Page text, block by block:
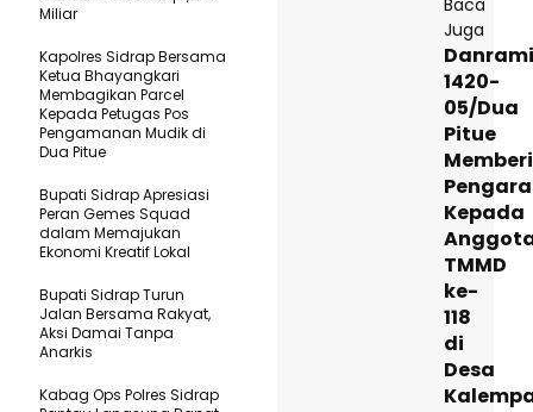
Baca
Juga
1420-
05/Dua
Pitue
Kepada
TMMD
ke-
118
di
Desa
Miliar
Kapolres Sidrap Bersama
Ketua Bhayangkari
Membagikan Parcel
Kepada Petugas Pos
Pengamanan Mudik di
Dua Pitue
Bupati Sidrap Apresiasi
Peran Gemes Squad
dalam Memajukan
Ekonomi Kreatif Lokal
Bupati Sidrap Turun
Jalan Bersama Rakyat,
Aksi Damai Tanpa
Anarkis
Kabag Ops Polres Sidrap